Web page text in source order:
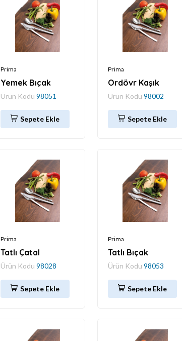
Prima
Yemek Bıçak
Ürün Kodu 98051
Sepete Ekle
Prima
Ordövr Kaşık
Ürün Kodu98002
Sepete Ekle
Prima
Tatlı Çatal
Ürün Kodu 98028
Sepete Ekle
Prima
Tatlı Bıçak
Ürün Kodu98053
Sepete Ekle